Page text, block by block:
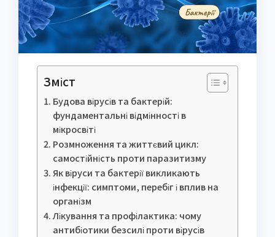
Зміст
Будова вірусів та бактерій:
фундаментальні відмінності в
мікросвіті
Розмноження та життєвий цикл:
самостійність проти паразитизму
Як віруси та бактерії викликають
інфекції: симптоми, перебіг і вплив на
організм
Лікування та профілактика: чому
антибіотики безсилі проти вірусів